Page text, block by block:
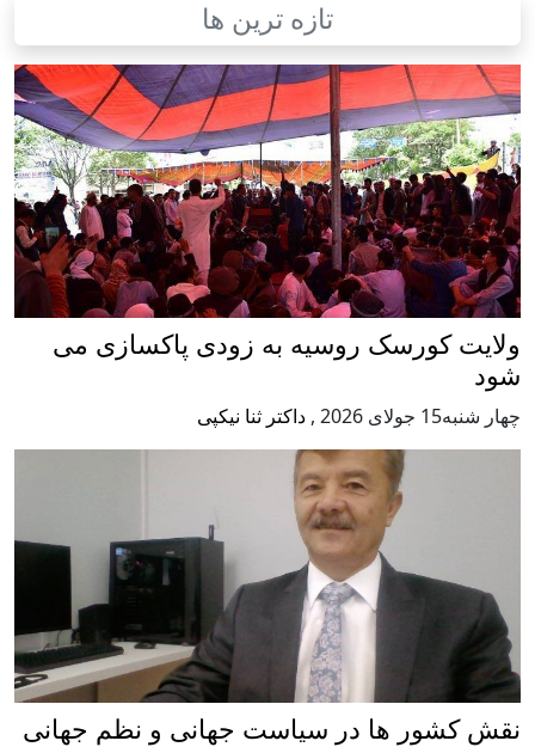
تازه ترین ها
ولایت کورسک روسیه به زودی پاکسازی می
شود
چهار شنبه15 جولای 2026 , داکتر ثنا نیکپی
نقش کشور ها در سیاست جهانی و نظم جهانی